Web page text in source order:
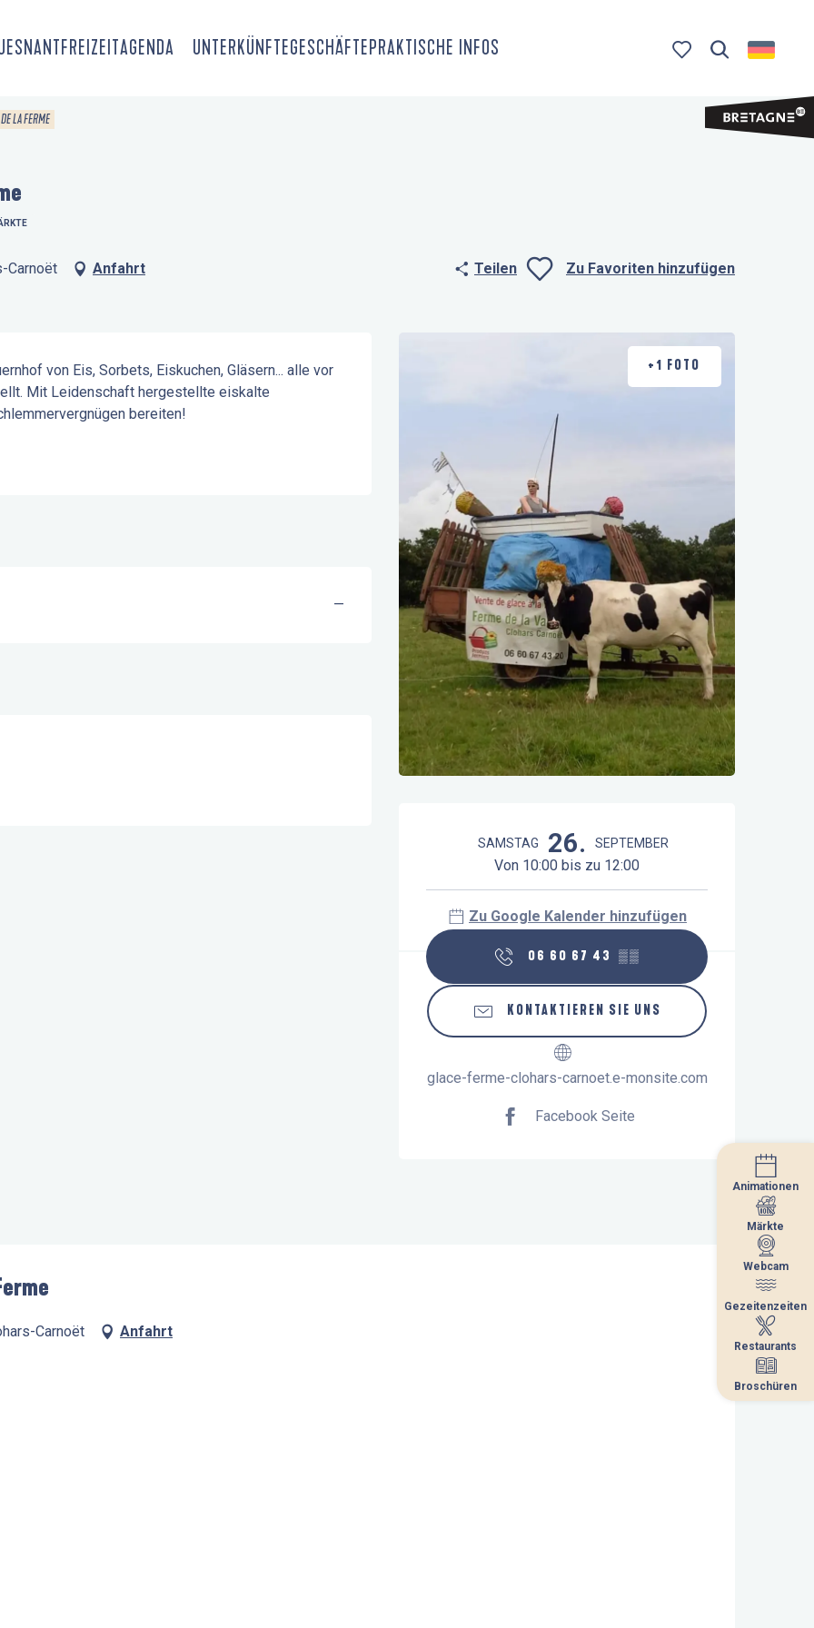
FREIZEITAGENDA UNTERKÜNFTEGESCHÄFTEPRAKTISCHE INFOS
Animationen
Märkte
Webcam
Gezeitenzeiten
Restaurants
Broschüren
LA FERME
Carnoët Anfahrt Teilen Zu Favoriten hinzufügen
+1 FOTO
Öffnungszeiten & Kontaktdaten
SAMSTAG 26. SEPTEMBER
Von 10:00 bis zu 12:00
Zu Google Kalender hinzufügen
06 60 67 43 ▒▒
KONTAKTIEREN SIE UNS
glace-ferme-clohars-carnoet.e-monsite.com
Facebook Seite
von Eis, Sorbets, Eiskuchen, Gläsern... alle vor
Mit Leidenschaft hergestellte eiskalte
bereiten!
—
Carnoët Anfahrt